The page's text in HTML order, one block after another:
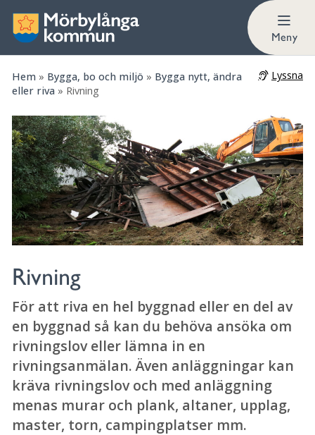
Meny
Hem » Bygga, bo och miljö » Bygga nytt, ändra
eller riva » Rivning
Lyssna
Rivning
För att riva en hel byggnad eller en del av
en byggnad så kan du behöva ansöka om
rivningslov eller lämna in en
rivningsanmälan. Även anläggningar kan
kräva rivningslov och med anläggning
menas murar och plank, altaner, upplag,
master, torn, campingplatser mm.
Allt du behöver veta om rivningslov